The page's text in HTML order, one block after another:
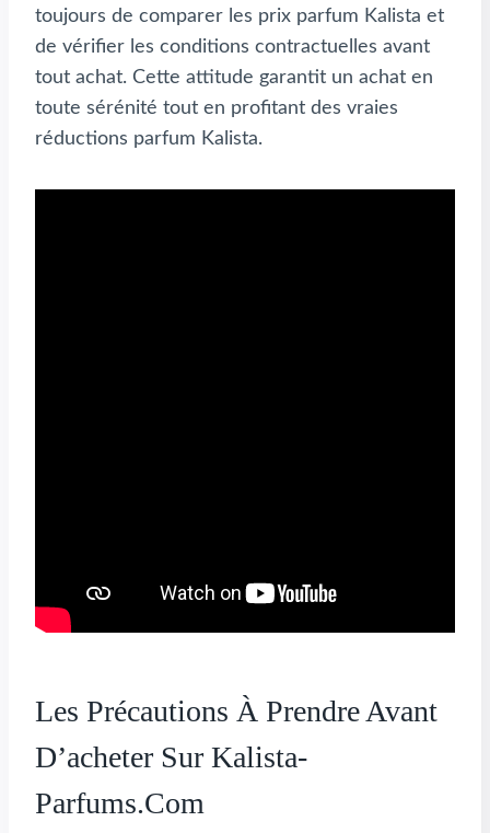
toujours de comparer les prix parfum Kalista et
de vérifier les conditions contractuelles avant
tout achat. Cette attitude garantit un achat en
toute sérénité tout en profitant des vraies
réductions parfum Kalista.
Les Précautions À Prendre Avant
D’acheter Sur Kalista-
Parfums.com